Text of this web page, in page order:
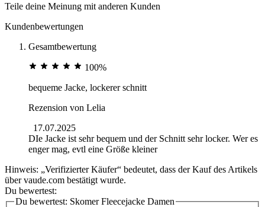
Teile deine Meinung mit anderen Kunden
Kundenbewertungen
Gesamtbewertung
100%
bequeme Jacke, lockerer schnitt
Rezension von Lelia
17.07.2025
DIe Jacke ist sehr bequem und der Schnitt sehr locker. Wer es
enger mag, evtl eine Größe kleiner
Hinweis: „Verifizierter Käufer“ bedeutet, dass der Kauf des Artikels
über vaude.com bestätigt wurde.
Du bewertest:
Du bewertest: Skomer Fleecejacke Damen